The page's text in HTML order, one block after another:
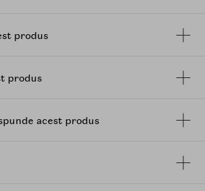
revitalizata, in timp ce parfumul
care se simte rasfatata,
produs
produs
acest produs